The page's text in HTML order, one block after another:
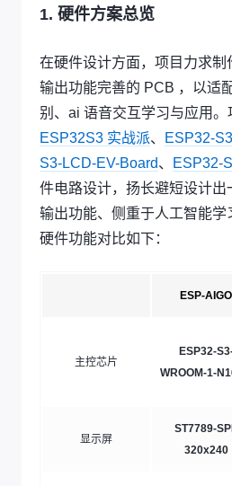
1. 硬件方案总览
在硬件设计方面，项目力求制
输出功能完善的 PCB ，以适
别、ai 语音交互学习与应用。
ESP32S3 实战派、 ESP32-
S3-LCD-EV-Board、 ESP32-
件电路设计，扬长避短设计出
输出功能、侧重于人工智能学
硬件功能对比如下：
ESP-AIGO
主控芯片
ESP32-
WROOM-1-
显示屏
ST7789-
320x240